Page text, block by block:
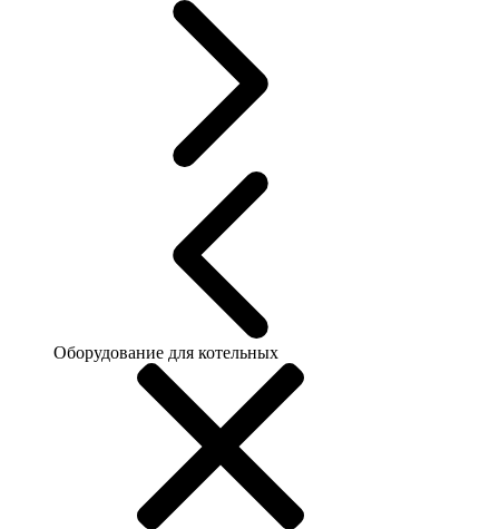
Оборудование для котельных